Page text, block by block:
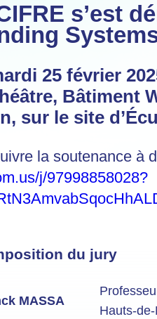
s’est
25 février
Bâtiment
sur le site
la soutenance à
j/97998858028?
du jury
MASSA
Hauts-